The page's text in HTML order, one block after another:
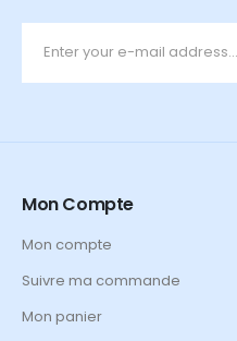
Mon Compte
Mon compte
Suivre ma commande
Mon panier